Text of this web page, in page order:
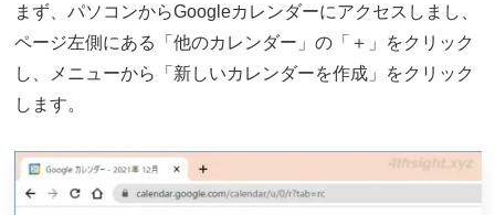
まず、パソコンからGoogleカレンダーにアクセスしまし、
ページ左側にある「他のカレンダー」の「＋」をクリック
し、メニューから「新しいカレンダーを作成」をクリック
します。